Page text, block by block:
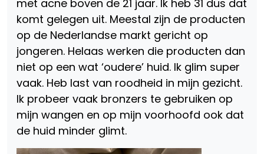
met acne boven de 21 jaar. Ik heb 31 dus dat
komt gelegen uit. Meestal zijn de producten
op de Nederlandse markt gericht op
jongeren. Helaas werken die producten dan
niet op een wat ‘oudere’ huid. Ik glim super
vaak. Heb last van roodheid in mijn gezicht.
Ik probeer vaak bronzers te gebruiken op
mijn wangen en op mijn voorhoofd ook dat
de huid minder glimt.